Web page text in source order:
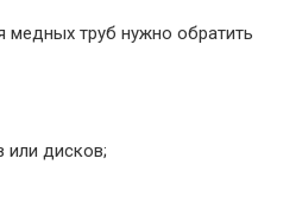
труб нужно обратить
или дисков;